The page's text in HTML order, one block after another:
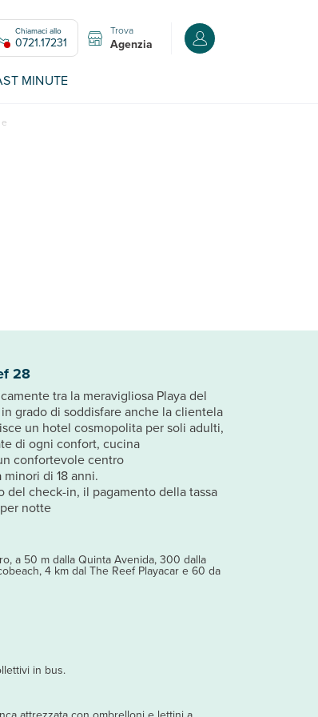
Chiamaci allo
0721.17231
Trova
Agenzia Accedi o registrati
MINUTE
a 50 m dalla Quinta Avenida, 300 dalla
4 km dal The Reef Playacar e 60 da
in bus.
28
tra la meravigliosa Playa del
grado di soddisfare anche la clientela
un hotel cosmopolita per soli adulti,
di ogni confort, cucina
confortevole centro
minori di 18 anni.
del check-in, il pagamento della tassa
notte